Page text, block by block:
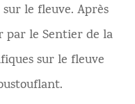
le fleuve. Après
par le Sentier de la
sur le fleuve